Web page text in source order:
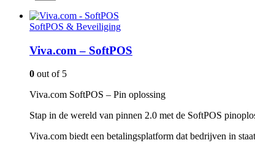
SoftPOS & Beveiliging
Viva.com – SoftPOS
0 out of 5
Viva.com SoftPOS – Pin oplossing
Stap in de wereld van pinnen 2.0 met de SoftPOS
Viva.com biedt een betalingsplatform dat bedrijven in